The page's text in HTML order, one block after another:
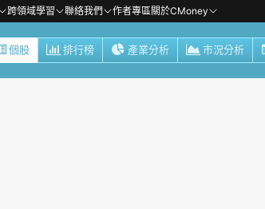
跨領域學習 聯絡我們 作者專區關於CMoney
個股 排行榜 產業分析 市況分析